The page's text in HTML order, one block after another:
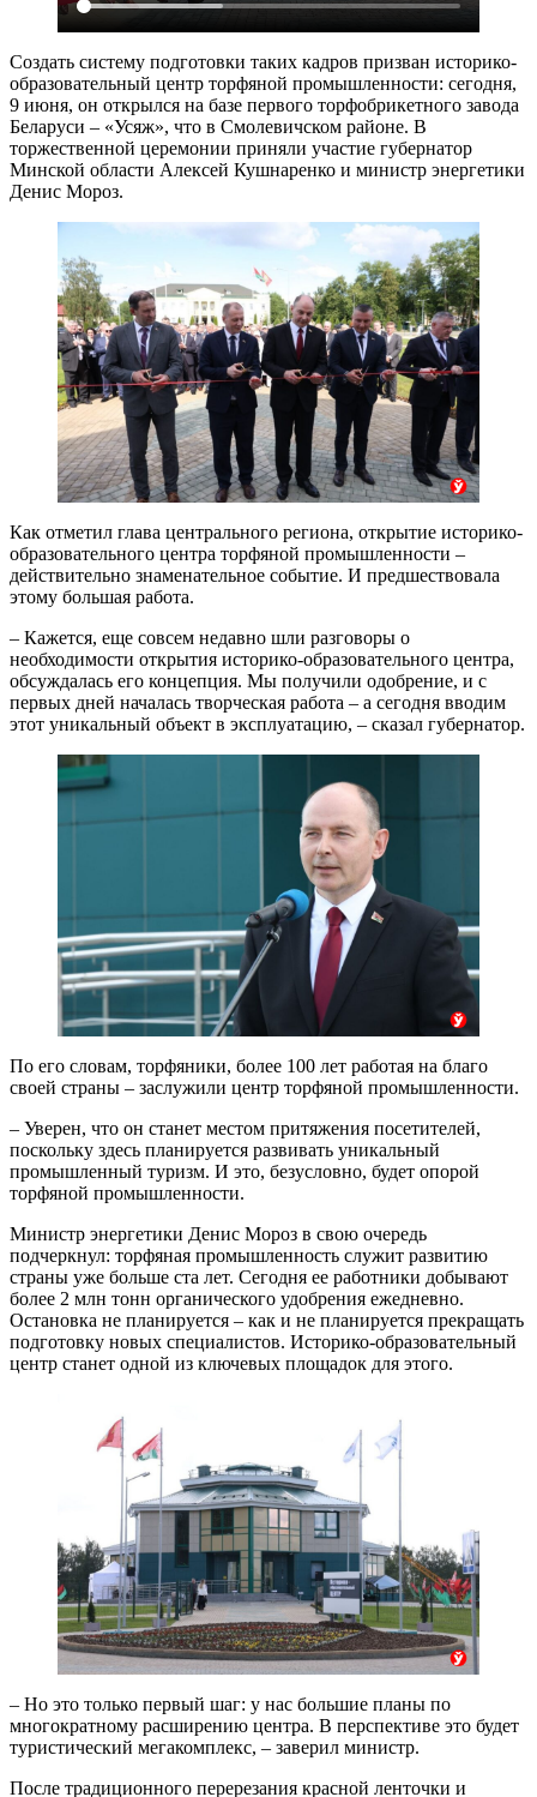
Создать систему подготовки таких кадров призван историко-
образовательный центр торфяной промышленности: сегодня,
9 июня, он открылся на базе первого торфобрикетного завода
Беларуси – «Усяж», что в Смолевичском районе. В
торжественной церемонии приняли участие губернатор
Минской области Алексей Кушнаренко и министр энергетики
Денис Мороз.
Как отметил глава центрального региона, открытие историко-
образовательного центра торфяной промышленности –
действительно знаменательное событие. И предшествовала
этому большая работа.
– Кажется, еще совсем недавно шли разговоры о
необходимости открытия историко-образовательного центра,
обсуждалась его концепция. Мы получили одобрение, и с
первых дней началась творческая работа – а сегодня вводим
этот уникальный объект в эксплуатацию, – сказал губернатор.
По его словам, торфяники, более 100 лет работая на благо
своей страны – заслужили центр торфяной промышленности.
– Уверен, что он станет местом притяжения посетителей,
поскольку здесь планируется развивать уникальный
промышленный туризм. И это, безусловно, будет опорой
торфяной промышленности.
Министр энергетики Денис Мороз в свою очередь
подчеркнул: торфяная промышленность служит развитию
страны уже больше ста лет. Сегодня ее работники добывают
более 2 млн тонн органического удобрения ежедневно.
Остановка не планируется – как и не планируется прекращать
подготовку новых специалистов. Историко-образовательный
центр станет одной из ключевых площадок для этого.
– Но это только первый шаг: у нас большие планы по
многократному расширению центра. В перспективе это будет
туристический мегакомплекс, – заверил министр.
После традиционного перерезания красной ленточки и